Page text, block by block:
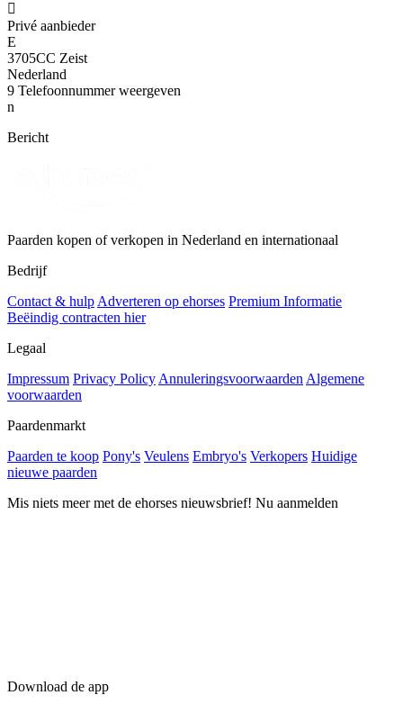

Privé aanbieder
E
3705CC Zeist
Nederland
9 Telefoonnummer weergeven
n
Bericht
Paarden kopen of verkopen in Nederland en internationaal
Bedrijf
Contact & hulp Adverteren op ehorses Premium Informatie
Beëindig contracten hier
Legaal
Impressum Privacy Policy Annuleringsvoorwaarden Algemene
voorwaarden
Paardenmarkt
Paarden te koop Pony's Veulens Embryo's Verkopers Huidige
nieuwe paarden
Mis niets meer met de ehorses nieuwsbrief! Nu aanmelden
Download de app